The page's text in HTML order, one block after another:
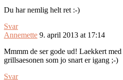
Du har nemlig helt ret :-)
Svar
Annemette 9. april 2013 at 17:14
Mmmm de ser gode ud! Laekkert
grillsaesonen som jo snart er igang ;-)
Svar